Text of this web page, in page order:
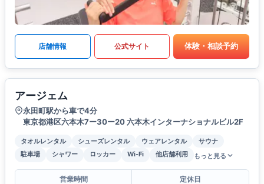
店舗情報 公式サイト 体験・相談予約
アージェム
永田町駅から車で4分
東京都港区六本木7ー30ー20 六本木インターナショナルビル2F
タオルレンタル シューズレンタル ウェアレンタル
サウナ
駐車場
シャワー ロッカー Wi-Fi 他店舗利用 もっと見る
営業時間
定休日